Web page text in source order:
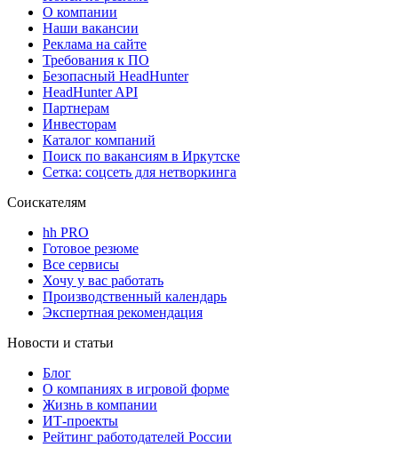
О компании
Наши вакансии
Реклама на сайте
Требования к ПО
Безопасный HeadHunter
HeadHunter API
Партнерам
Инвесторам
Каталог компаний
Поиск по вакансиям в Иркутске
Сетка: соцсеть для нетворкинга
Соискателям
hh PRO
Готовое резюме
Все сервисы
Хочу у вас работать
Производственный календарь
Экспертная рекомендация
Новости и статьи
Блог
О компаниях в игровой форме
Жизнь в компании
ИТ-проекты
Рейтинг работодателей России